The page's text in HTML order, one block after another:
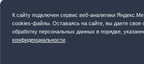
ПОЛИТИКА
СОГЛАСИЕ НА ОБРАБОТКУ
К cайту подключен сервис веб-аналитики
cookies-файлы. Оставаясь на сайте, вы даете свое
обработку персональных данных в порядке,
конфиденциальности